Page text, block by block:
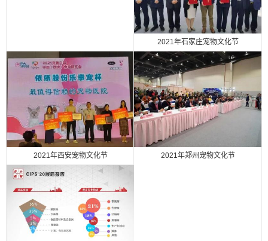
2021年石家庄宠物文化节
2021年西安宠物文化节 2021年郑州宠物文化节